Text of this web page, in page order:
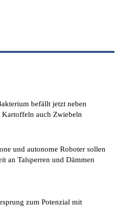
befällt jetzt neben
Kartoffeln auch Zwiebeln
und autonome Roboter sollen
an Talsperren und Dämmen
zum Potenzial mit